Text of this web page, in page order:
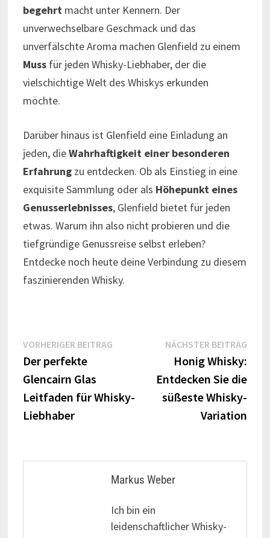
begehrtmacht unter Kennern. Der
unverwechselbare Geschmack und das
unverfälschte Aroma machen Glenfield zu einem
Mussfür jeden Whisky-Liebhaber, der die
vielschichtige Welt des Whiskys erkunden
möchte.
Darüber hinaus ist Glenfield eine Einladung an
jeden, dieWahrhaftigkeit einer besonderen
Erfahrungzu entdecken. Ob als Einstieg in eine
exquisite Sammlung oder als Höhepunkt eines
Genusserlebnisses, Glenfield bietet für jeden
etwas. Warum ihn also nicht probieren und die
tiefgründige Genussreise selbst erleben?
Entdecke noch heute deine Verbindung zu diesem
faszinierenden Whisky.
Beitragsnavigation
VORHERIGER BEITRAGVorheriger
Der perfekte
Glencairn Glas
Leitfaden für Whisky-
Liebhaber
NÄCHSTER BEITRAG
Honig Whisky:
Entdecken Sie die
süßeste Whisky-
Variation
Markus Weber
Ich bin ein
leidenschaftlicher Whisky-